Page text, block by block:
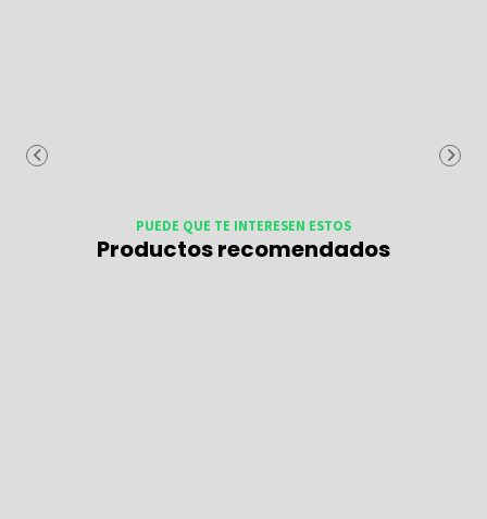
PUEDE QUE TE INTERESEN ESTOS
Productos recomendados